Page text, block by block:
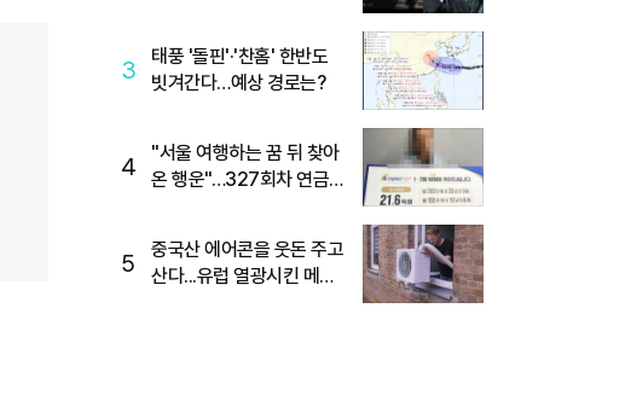
3
태풍 '돌핀'·'찬홈' 한반도
빗겨간다…예상 경로는?
4
"서울 여행하는 꿈 뒤 찾아
온 행운"…327회차 연금
5
중국산 에어콘을 웃돈 주고
산다...유럽 열광시킨 메이